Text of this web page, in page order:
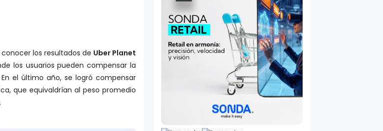
los resultados de Uber Planet
los usuarios pueden compensar la
el último año, se logró compensar
que equivaldrían al peso promedio